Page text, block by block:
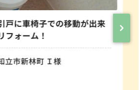
戸に車椅子での移動が出来
フォーム！
立市新林町 Ｉ様